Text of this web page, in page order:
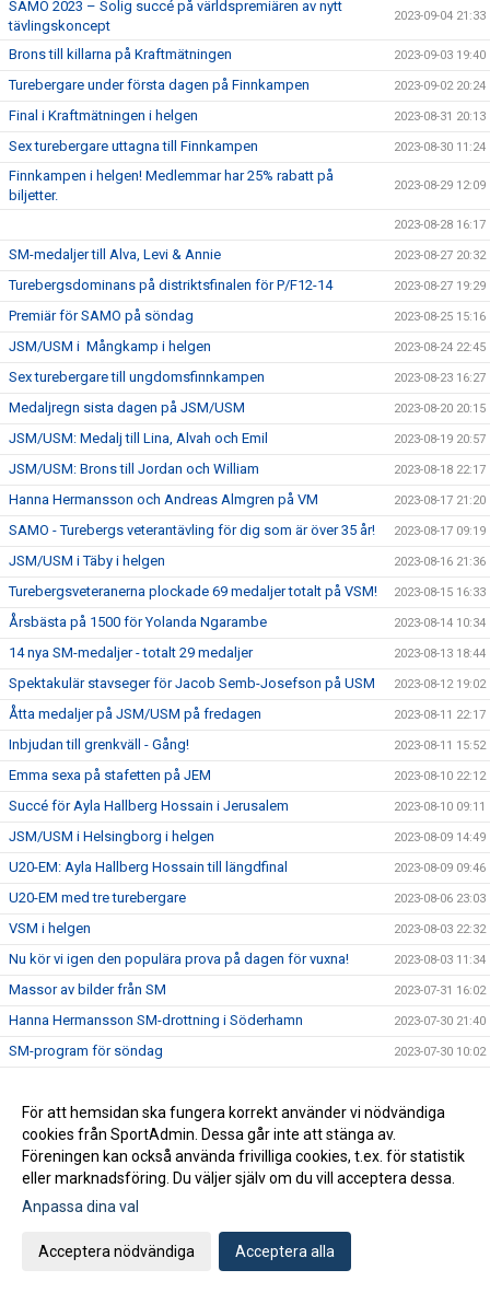
SAMO 2023 – Solig succé på världspremiären av nytt
tävlingskoncept
2023-09-04 21:33
Brons till killarna på Kraftmätningen 2023-09-03 19:40
Turebergare under första dagen på Finnkampen 2023-09-02 20:24
Final i Kraftmätningen i helgen 2023-08-31 20:13
Sex turebergare uttagna till Finnkampen 2023-08-30 11:24
Finnkampen i helgen! Medlemmar har 25% rabatt på
biljetter.
2023-08-29 12:09
2023-08-28 16:17
SM-medaljer till Alva, Levi & Annie 2023-08-27 20:32
Turebergsdominans på distriktsfinalen för P/F12-14 2023-08-27 19:29
Premiär för SAMO på söndag 2023-08-25 15:16
JSM/USM i Mångkamp i helgen 2023-08-24 22:45
Sex turebergare till ungdomsfinnkampen 2023-08-23 16:27
Medaljregn sista dagen på JSM/USM 2023-08-20 20:15
JSM/USM: Medalj till Lina, Alvah och Emil 2023-08-19 20:57
JSM/USM: Brons till Jordan och William 2023-08-18 22:17
Hanna Hermansson och Andreas Almgren på VM 2023-08-17 21:20
SAMO - Turebergs veterantävling för dig som är över 35 år! 2023-08-17 09:19
JSM/USM i Täby i helgen 2023-08-16 21:36
Turebergsveteranerna plockade 69 medaljer totalt på VSM! 2023-08-15 16:33
Årsbästa på 1500 för Yolanda Ngarambe 2023-08-14 10:34
14 nya SM-medaljer - totalt 29 medaljer 2023-08-13 18:44
Spektakulär stavseger för Jacob Semb-Josefson på USM 2023-08-12 19:02
Åtta medaljer på JSM/USM på fredagen 2023-08-11 22:17
Inbjudan till grenkväll - Gång! 2023-08-11 15:52
Emma sexa på stafetten på JEM 2023-08-10 22:12
Succé för Ayla Hallberg Hossain i Jerusalem 2023-08-10 09:11
JSM/USM i Helsingborg i helgen 2023-08-09 14:49
U20-EM: Ayla Hallberg Hossain till längdfinal 2023-08-09 09:46
U20-EM med tre turebergare 2023-08-06 23:03
VSM i helgen 2023-08-03 22:32
Nu kör vi igen den populära prova på dagen för vuxna! 2023-08-03 11:34
Massor av bilder från SM 2023-07-31 16:02
Hanna Hermansson SM-drottning i Söderhamn 2023-07-30 21:40
SM-program för söndag 2023-07-30 10:02
SM-program för lördag 2023-07-29 09:20
SM i Söderhamn - dag 1 2023-07-28 23:48
Tre turebergare uttagna till U20-EM 2023-07-28 17:33
SM-program för fredag
Alva på EYOF
För att hemsidan ska fungera korrekt använder vi nödvändiga
cookies från SportAdmin. Dessa går inte att stänga av.
Föreningen kan också använda frivilliga cookies, t.ex. för statistik
eller marknadsföring. Du väljer själv om du vill acceptera dessa.
Anpassa dina val
Acceptera nödvändiga Acceptera alla